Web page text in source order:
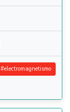
#electromagnetismo